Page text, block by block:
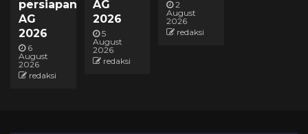
persiapan
AG
2026
6
August
2026
redaksi
AG
2026
5
August
2026
redaksi
2
August
2026
redaksi